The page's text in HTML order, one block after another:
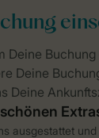
ausgestattet